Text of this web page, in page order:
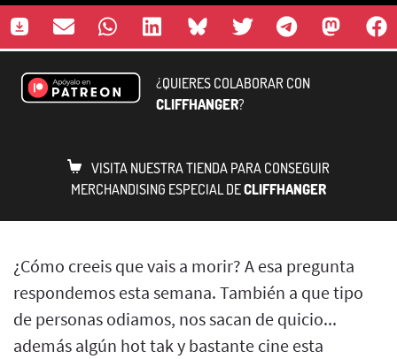
¿QUIERES COLABORAR CON
CLIFFHANGER?
VISITA NUESTRA TIENDA PARA CONSEGUIR
MERCHANDISING ESPECIAL DECLIFFHANGER
¿Cómo creeis que vais a morir? A esa pregunta
respondemos esta semana. También a que tipo
de personas odiamos, nos sacan de quicio...
además algún hot tak y bastante cine esta